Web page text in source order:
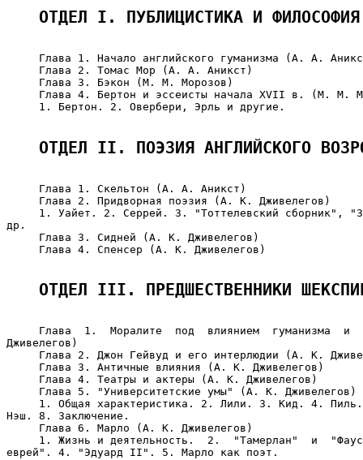
ОТДЕЛ I. ПУБЛИЦИСТИКА И ФИЛОСОФИЯ
Глава 1. Начало английского гуманизма (А. А.
     Глава 2. Томас Мор (А. А. Аникст)
     Глава 3. Бэкон (М. М. Морозов)
Глава 4. Бертон и эссеисты начала XVII в. (М. М.
     1. Бертон. 2. Овербери, Эрль и другие.
ОТДЕЛ II. ПОЭЗИЯ АНГЛИЙСКОГО
     Глава 1. Скельтон (А. А. Аникст)
     Глава 2. Придворная поэзия (А. К. Дживелегов)
1. Уайет. 2. Серрей. 3. "Тоттелевский сборник",
др.
     Глава 3. Сидней (А. К. Дживелегов)
     Глава 4. Спенсер (А. К. Дживелегов)
ОТДЕЛ III. ПРЕДШЕСТВЕННИКИ
Глава  1.  Моралите  под  влиянием  гуманизма  и
Дживелегов)
Глава 2. Джон Гейвуд и его интерлюдии (A. К.
     Глава 3. Античные влияния (А. К. Дживелегов)
     Глава 4. Театры и актеры (А. К. Дживелегов)
     Глава 5. "Университетские умы" (А. К. Дживелегов)
1. Общая характеристика. 2. Лили. 3. Кид. 4.
Нэш. 8. Заключение.
     Глава 6. Марло (А. К. Дживелегов)
1. Жизнь и деятельность.  2.  "Тамерлан"  и
еврей". 4. "Эдуард II". 5. Марло как поэт.